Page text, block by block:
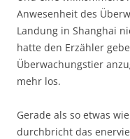
Anwesenheit des
Landung in Shanghai
hatte den Erzähler
Überwachungstier
mehr los.
Gerade als so etwas
durchbricht das